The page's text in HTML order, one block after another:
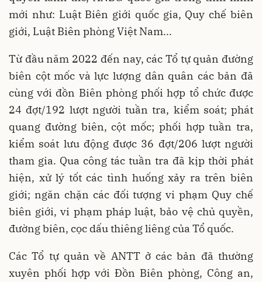
mới như: Luật Biên giới quốc gia, Quy chế biên
giới, Luật Biên phòng Việt Nam...
Từ đầu năm 2022 đến nay, các Tổ tự quản đường
biên cột mốc và lực lượng dân quân các bản đã
cùng với đồn Biên phòng phối hợp tổ chức được
24 đợt/192 lượt người tuần tra, kiểm soát; phát
quang đường biên, cột mốc; phối hợp tuần tra,
kiểm soát lưu động được 36 đợt/206 lượt người
tham gia. Qua công tác tuần tra đã kịp thời phát
hiện, xử lý tốt các tình huống xảy ra trên biên
giới; ngăn chặn các đối tượng vi phạm Quy chế
biên giới, vi phạm pháp luật, bảo vệ chủ quyền,
đường biên, cọc dấu thiêng liêng của Tổ quốc.
Các Tổ tự quản về ANTT ở các bản đã thường
xuyên phối hợp với Đồn Biên phòng, Công an,